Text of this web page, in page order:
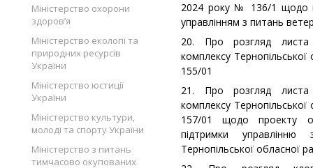
Міністерство охорони
здоров’я
Міністерство екології та
природних ресурсів
України
Міністерство юстиції
України
Міністерство культури,
молоді та спорту України
Міністерство з питань
тимчасово окупованих
2024 року № 136/1 щодо
управлінням з питань
20. Про розгляд листа
комплексу
155/01
21. Про розгляд листа
комплексу
157/01 щодо проекту
підтримки управлінню
Тернопільської обласної